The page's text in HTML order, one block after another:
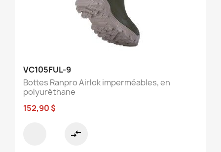
VC105FUL-9
Bottes Ranpro Airlok imperméables, en
polyuréthane
152,90 $
compare_arrows